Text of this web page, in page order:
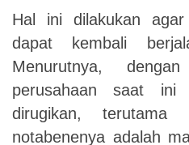
Hal ini dilakukan agar
dapat kembali
Menurutnya,
perusahaan saat ini
dirugikan,
notabenenya adalah